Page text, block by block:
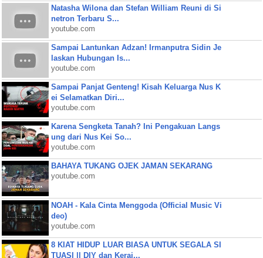
Natasha Wilona dan Stefan William Reuni di Si
netron Terbaru S...
youtube.com
Sampai Lantunkan Adzan! Irmanputra Sidin Je
laskan Hubungan Is...
youtube.com
Sampai Panjat Genteng! Kisah Keluarga Nus K
ei Selamatkan Diri...
youtube.com
Karena Sengketa Tanah? Ini Pengakuan Langs
ung dari Nus Kei So...
youtube.com
BAHAYA TUKANG OJEK JAMAN SEKARANG
youtube.com
NOAH - Kala Cinta Menggoda (Official Music Vi
deo)
youtube.com
8 KIAT HIDUP LUAR BIASA UNTUK SEGALA SI
TUASI || DIY dan Keraj...